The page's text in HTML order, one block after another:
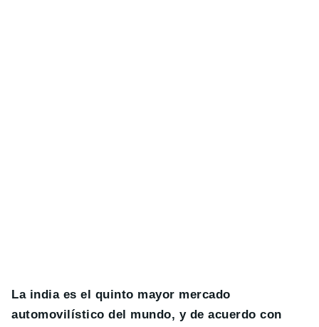
La india es el quinto mayor mercado
automovilístico del mundo, y de acuerdo con